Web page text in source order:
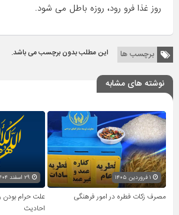
روز غذا فرو رود، روزه باطل می شود.
برچسب ها این مطلب بدون برچسب می باشد.
نوشته های مشابه
مصرف زکات فطره در امور فرهنگی
علت حرام بودن
احادیث